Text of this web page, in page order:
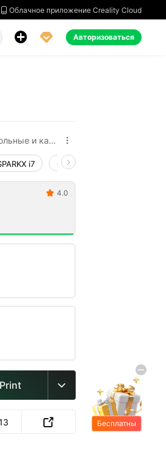
 Облачное приложение Creality Cloud
  Авторизоваться
Настольные и карточные игры 
i7 Creality Hi
 4.0


Бесплатны